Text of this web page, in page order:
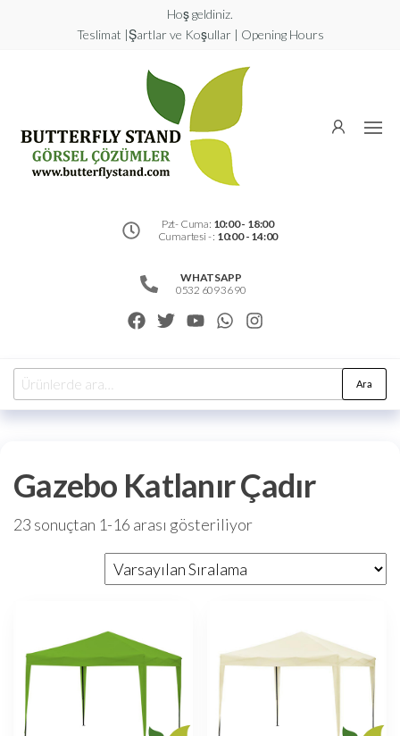
Hoş geldiniz.
Teslimat |Şartlar ve Koşullar | Opening Hours
Görsel
Pzt- Cuma: 10:00 - 18:00
Cumartesi - : 10:00 - 14:00
WHATSAPP
0532 609 36 90
Ara
Gazebo Katlanır Çadır
23 sonuçtan 1-16 arası gösteriliyor